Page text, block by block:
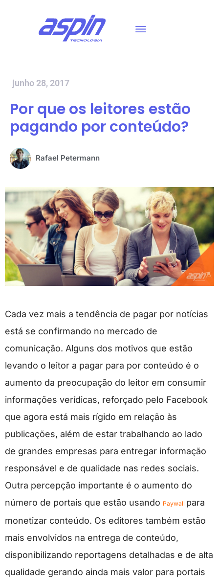
junho 28, 2017
Por que os leitores estão
pagando por conteúdo?
Rafael Petermann
Cada vez mais a tendência de pagar por notícias
está se confirmando no mercado de
comunicação. Alguns dos motivos que estão
levando o leitor a pagar para por conteúdo é o
aumento da preocupação do leitor em consumir
informações verídicas, reforçado pelo Facebook
que agora está mais rígido em relação às
publicações, além de estar trabalhando ao lado
de grandes empresas para entregar informação
responsável e de qualidade nas redes sociais.
Outra percepção importante é o aumento do
número de portais que estão usando Paywall para
monetizar conteúdo. Os editores também estão
mais envolvidos na entrega de conteúdo,
disponibilizando reportagens detalhadas e de alta
qualidade gerando ainda mais valor para portais